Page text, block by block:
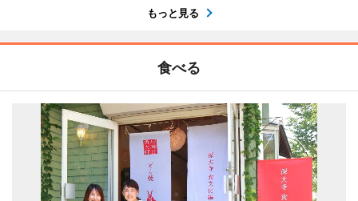
もっと見る
食べる